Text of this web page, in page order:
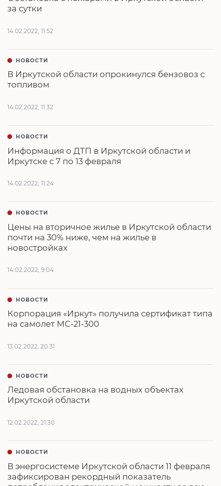
за сутки
14.02.2022, 11:52
НОВОСТИ
В Иркутской области опрокинулся бензовоз с
топливом
14.02.2022, 11:32
НОВОСТИ
Информация о ДТП в Иркутской области и
Иркутске с 7 по 13 февраля
14.02.2022, 11:24
НОВОСТИ
Цены на вторичное жилье в Иркутской области
почти на 30% ниже, чем на жилье в
новостройках
14.02.2022, 9:04
НОВОСТИ
Корпорация «Иркут» получила сертификат типа
на самолет МС-21-300
13.02.2022, 20:31
НОВОСТИ
Ледовая обстановка на водных объектах
Иркутской области
12.02.2022, 21:30
НОВОСТИ
В энергосистеме Иркутской области 11 февраля
зафиксирован рекордный показатель